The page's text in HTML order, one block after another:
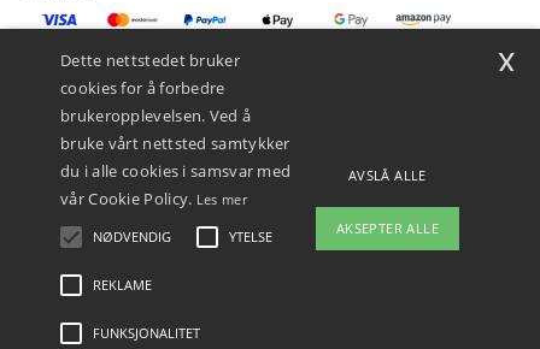
Juridiske merknader
Dette nettstedet bruker
cookies for å forbedre
brukeropplevelsen. Ved å
bruke vårt nettsted samtykker
du i alle cookies i samsvar med
vår Cookie Policy. Les mer
NØDVENDIG YTELSE
REKLAME
FUNKSJONALITET
AVSLÅ ALLE
AKSEPTER ALLE
x